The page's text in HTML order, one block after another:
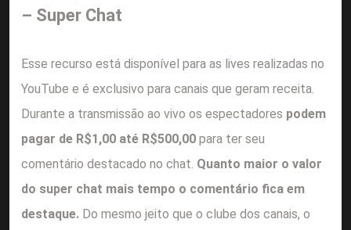
– Super Chat
Esse recurso está disponível para as lives realizadas no
YouTube e é exclusivo para canais que geram receita.
Durante a transmissão ao vivo os espectadores podem
pagar de R$1,00 até R$500,00 para ter seu
comentário destacado no chat. Quanto maior o valor
do super chat mais tempo o comentário fica em
destaque. Do mesmo jeito que o clube dos canais, o